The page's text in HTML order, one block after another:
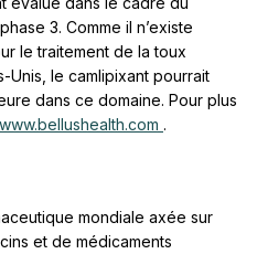
3. Comme il n’existe
le traitement de la toux
Unis, le camlipixant pourrait
dans ce domaine. Pour plus
www.bellushealth.com .
mondiale axée sur
et de médicaments